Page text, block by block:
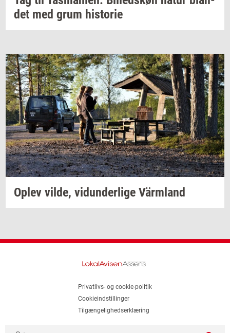
det med grum hi­sto­rie
Oplev vilde, vi­dun­der­li­ge Värmland
Privatlivs- og cookie-politik
Cookieindstillinger
Tilgængelighedserklæring